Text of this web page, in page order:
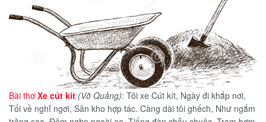
Bài thơ Xe cút kít (Võ Quảng): Tôi xe Cút kít, Ngày đi khắp nơi,
Tối về nghỉ ngơi, Sân kho hợp tác. Càng dài tôi ghếch, Như ngắm